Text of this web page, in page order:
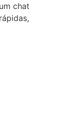
chat